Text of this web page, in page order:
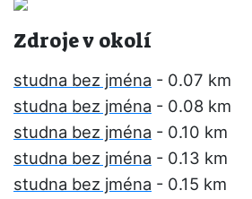
Zdroje v okolí
studna bez jména - 0.07 km
studna bez jména - 0.08 km
studna bez jména - 0.10 km
studna bez jména - 0.13 km
studna bez jména - 0.15 km